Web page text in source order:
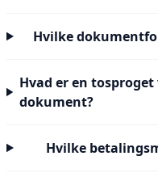
Hvilke
Hvad er en
dokument?
Hvilke